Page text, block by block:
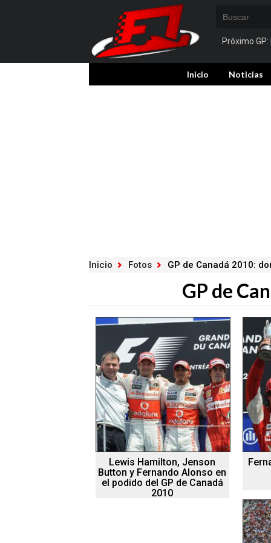
Próximo GP:
Inicio Noticias
Inicio Fotos GP de Canadá 2010:
GP de
Lewis Hamilton, Jenson
Button y Fernando Alonso en
el podido del GP de Canadá
2010